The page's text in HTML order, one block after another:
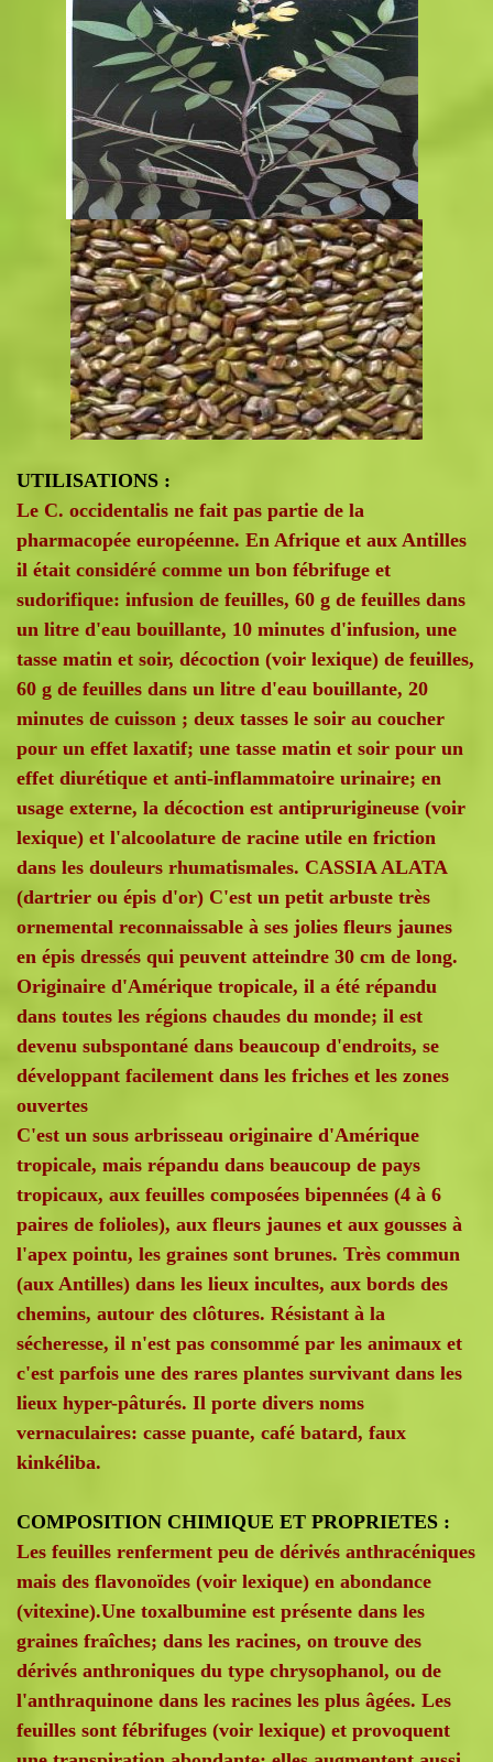
UTILISATIONS :
Le C. occidentalis ne fait pas partie de la
pharmacopée européenne. En Afrique et aux Antilles
il était considéré comme un bon fébrifuge et
sudorifique: infusion de feuilles, 60 g de feuilles dans
un litre d'eau bouillante, 10 minutes d'infusion, une
tasse matin et soir, décoction (voir lexique) de feuilles,
60 g de feuilles dans un litre d'eau bouillante, 20
minutes de cuisson ; deux tasses le soir au coucher
pour un effet laxatif; une tasse matin et soir pour un
effet diurétique et anti-inflammatoire urinaire; en
usage externe, la décoction est antiprurigineuse (voir
lexique) et l'alcoolature de racine utile en friction
dans les douleurs rhumatismales. CASSIA ALATA
(dartrier ou épis d'or) C'est un petit arbuste très
ornemental reconnaissable à ses jolies fleurs jaunes
en épis dressés qui peuvent atteindre 30 cm de long.
Originaire d'Amérique tropicale, il a été répandu
dans toutes les régions chaudes du monde; il est
devenu subspontané dans beaucoup d'endroits, se
développant facilement dans les friches et les zones
ouvertes
C'est un sous arbrisseau originaire d'Amérique
tropicale, mais répandu dans beaucoup de pays
tropicaux, aux feuilles composées bipennées (4 à 6
paires de folioles), aux fleurs jaunes et aux gousses à
l'apex pointu, les graines sont brunes. Très commun
(aux Antilles) dans les lieux incultes, aux bords des
chemins, autour des clôtures. Résistant à la
sécheresse, il n'est pas consommé par les animaux et
c'est parfois une des rares plantes survivant dans les
lieux hyper-pâturés. Il porte divers noms
vernaculaires: casse puante, café batard, faux
kinkéliba.
COMPOSITION CHIMIQUE ET PROPRIETES :
Les feuilles renferment peu de dérivés anthracéniques
mais des flavonoïdes (voir lexique) en abondance
(vitexine).Une toxalbumine est présente dans les
graines fraîches; dans les racines, on trouve des
dérivés anthroniques du type chrysophanol, ou de
l'anthraquinone dans les racines les plus âgées. Les
feuilles sont fébrifuges (voir lexique) et provoquent